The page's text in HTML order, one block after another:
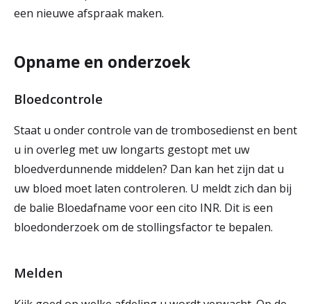
een nieuwe afspraak maken.
Opname en onderzoek
Bloedcontrole
Staat u onder controle van de trombosedienst en bent
u in overleg met uw longarts gestopt met uw
bloedverdunnende middelen? Dan kan het zijn dat u
uw bloed moet laten controleren. U meldt zich dan bij
de balie Bloedafname voor een cito INR. Dit is een
bloedonderzoek om de stollingsfactor te bepalen.
Melden